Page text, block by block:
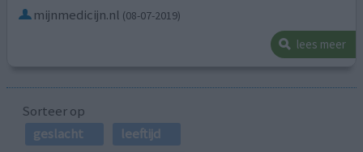
mijnmedicijn.nl (08-07-2019)
lees meer
Sorteer op
geslacht
leeftijd